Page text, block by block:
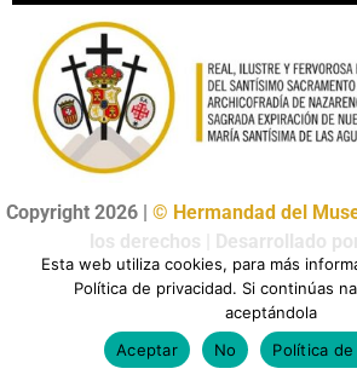
Copyright 2026 | © Hermandad del
los derechos | Desarrollado
Esta web utiliza cookies, para más
Política de privacidad. Si continúas
aceptándola
Aceptar
No Política